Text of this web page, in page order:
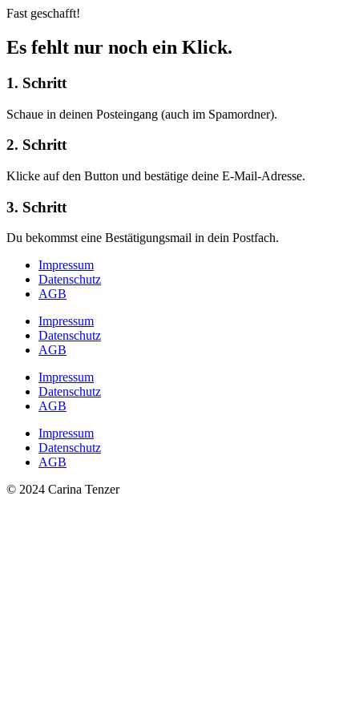
Fast geschafft!
Es fehlt nur noch ein Klick.
1. Schritt
Schaue in deinen Posteingang (auch im Spamordner).
2. Schritt
Klicke auf den Button und bestätige deine E-Mail-Adresse.
3. Schritt
Du bekommst eine Bestätigungsmail in dein Postfach.
Impressum
Datenschutz
AGB
Impressum
Datenschutz
AGB
Impressum
Datenschutz
AGB
Impressum
Datenschutz
AGB
© 2024 Carina Tenzer